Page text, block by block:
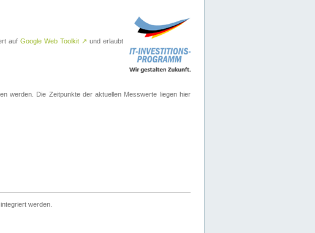
auf Google Web Toolkit ↗ und erlaubt
werden. Die Zeitpunkte der aktuellen Messwerte liegen hier
werden.